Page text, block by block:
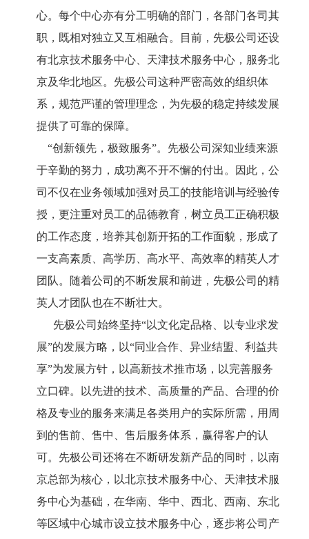
心。每个中心亦有分工明确的部门，各部门各司其
职，既相对独立又互相融合。目前，先极公司还设
有北京技术服务中心、天津技术服务中心，服务北
京及华北地区。先极公司这种严密高效的组织体
系，规范严谨的管理理念，为先极的稳定持续发展
提供了可靠的保障。
“创新领先，极致服务”。先极公司深知业绩来源
于辛勤的努力，成功离不开不懈的付出。因此，公
司不仅在业务领域加强对员工的技能培训与经验传
授，更注重对员工的品德教育，树立员工正确积极
的工作态度，培养其创新开拓的工作面貌，形成了
一支高素质、高学历、高水平、高效率的精英人才
团队。随着公司的不断发展和前进，先极公司的精
英人才团队也在不断壮大。
先极公司始终坚持“以文化定品格、以专业求发
展”的发展方略，以“同业合作、异业结盟、利益共
享”为发展方针，以高新技术推市场，以完善服务
立口碑。以先进的技术、高质量的产品、合理的价
格及专业的服务来满足各类用户的实际所需，用周
到的售前、售中、售后服务体系，赢得客户的认
可。先极公司还将在不断研发新产品的同时，以南
京总部为核心，以北京技术服务中心、天津技术服
务中心为基础，在华南、华中、西北、西南、东北
等区域中心城市设立技术服务中心，逐步将公司产